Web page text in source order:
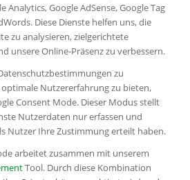
Analytics, Google AdSense, Google Tag
Diese Dienste helfen uns, die
zu analysieren, zielgerichtete
unsere Online-Präsenz zu verbessern.
zu
Nutzererfahrung zu bieten,
Consent Mode. Dieser Modus stellt
Nutzerdaten nur erfassen und
Nutzer Ihre Zustimmung erteilt haben.
arbeitet zusammen mit unserem
Tool. Durch diese Kombination